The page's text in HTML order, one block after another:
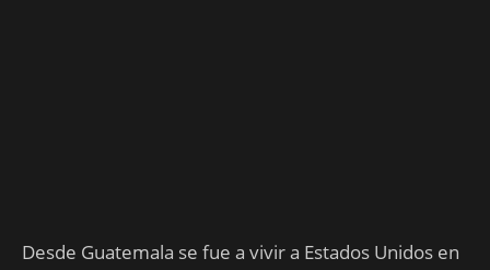
Desde Guatemala se fue a vivir a Estados Unidos en